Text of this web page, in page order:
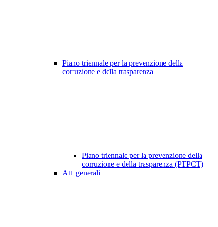
Piano triennale per la prevenzione della
corruzione e della trasparenza
Piano triennale per la prevenzione della
corruzione e della trasparenza (PTPCT)
Atti generali